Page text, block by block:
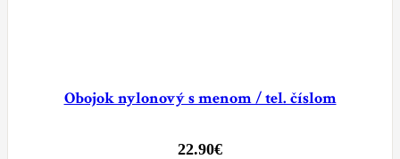
Obojok nylonový s menom / tel. číslom
22.90€